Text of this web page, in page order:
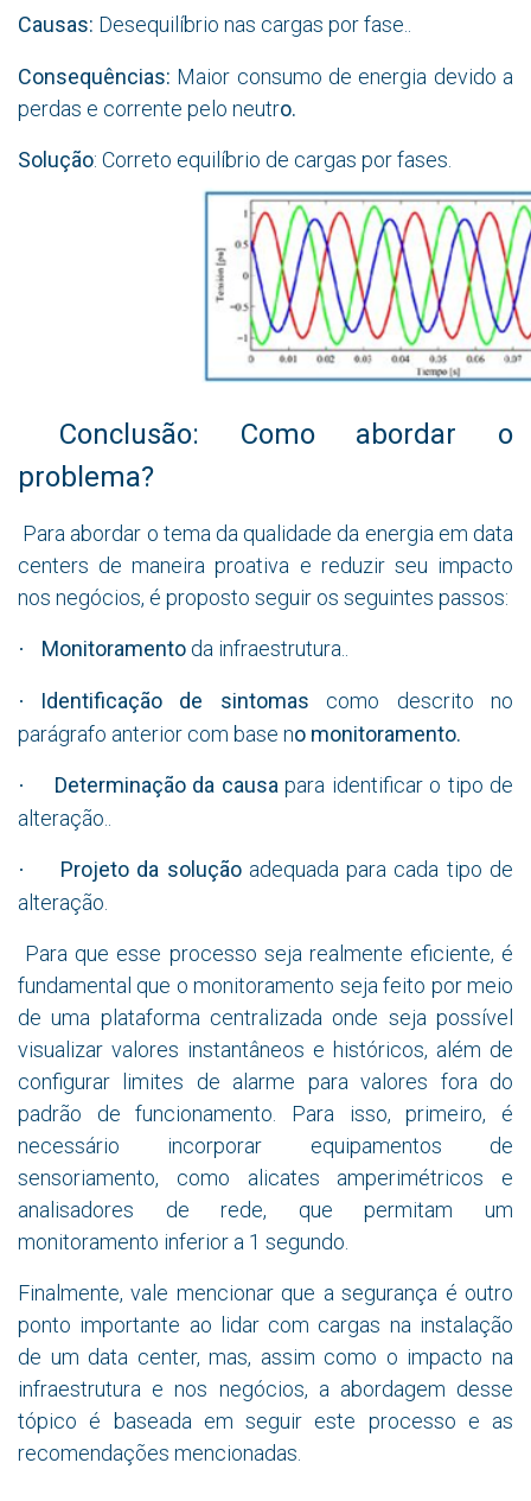
Causas: Desequilíbrio nas cargas por fase..
Consequências: Maior consumo de energia devido a
perdas e corrente pelo neutro.
Solução: Correto equilíbrio de cargas por fases.
Conclusão: Como abordar o
problema?
Para abordar o tema da qualidade da energia em data
centers de maneira proativa e reduzir seu impacto
nos negócios, é proposto seguir os seguintes passos:
· Monitoramento da infraestrutura..
· Identificação de sintomas como descrito no
parágrafo anterior com base no monitoramento.
· Determinação da causapara identificar o tipo de
alteração..
· Projeto da solução adequada para cada tipo de
alteração.
Para que esse processo seja realmente eficiente, é
fundamental que o monitoramento seja feito por meio
de uma plataforma centralizada onde seja possível
visualizar valores instantâneos e históricos, além de
configurar limites de alarme para valores fora do
padrão de funcionamento. Para isso, primeiro, é
necessário incorporar equipamentos de
sensoriamento, como alicates amperimétricos e
analisadores de rede, que permitam um
monitoramento inferior a 1 segundo.
Finalmente, vale mencionar que a segurança é outro
ponto importante ao lidar com cargas na instalação
de um data center, mas, assim como o impacto na
infraestrutura e nos negócios, a abordagem desse
tópico é baseada em seguir este processo e as
recomendações mencionadas.